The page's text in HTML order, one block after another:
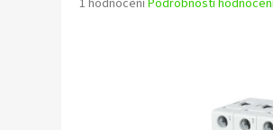
1 hodnoceníPodrobnosti